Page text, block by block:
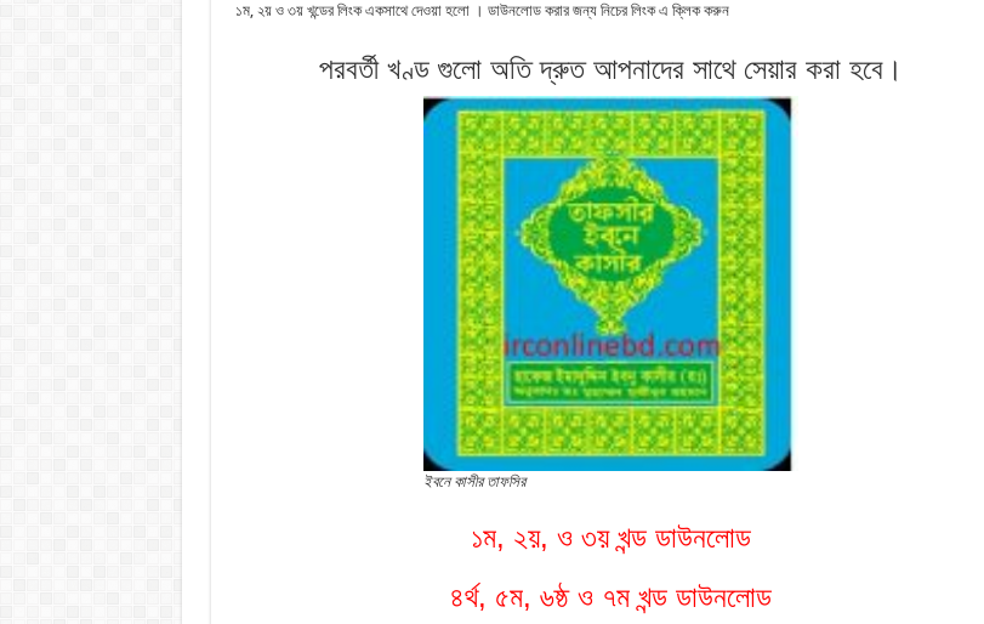
১ম, ২য় ও ৩য় খন্ডের লিংক একসাথে দেওয়া হলো । ডাউনলোড করার জন্য নিচের লিংক এ ক্লিক করুন
পরবর্তী খণ্ড গুলো অতি দ্রুত আপনাদের সাথে সেয়ার করা হবে।
ইবনে কাসীর তাফসির
১ম, ২য়, ও ৩য় খন্ড ডাউনলোড
৪র্থ, ৫ম, ৬ষ্ঠ ও ৭ম খন্ড ডাউনলোড